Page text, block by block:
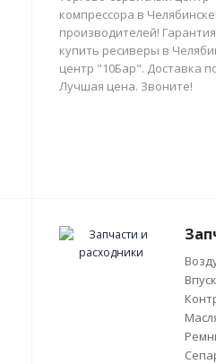
компрессора в
производителей!
купить ресиверы в
центр "10Бар". Доставка
Лучшая цена. Звоните!